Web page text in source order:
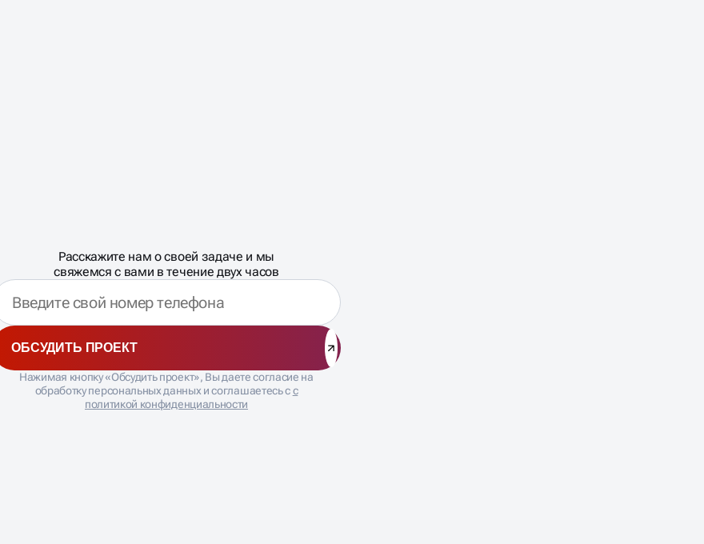
СКОННЕКТИМСЯ!
Расскажите нам о своей задаче и мы
свяжемся с вами в течение двух часов
ОБСУДИТЬ ПРОЕКТ
Нажимая кнопку «Обсудить проект», Вы даете согласие на
обработку персональных данных и соглашаетесь сс
политикой конфиденциальности